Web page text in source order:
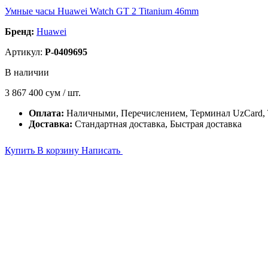
Умные часы Huawei Watch GT 2 Titanium 46mm
Бренд: Huawei
Артикул: P-0409695
В наличии
3 867 400 сум / шт.
Оплата: Наличными, Перечислением, Терминал
Доставка: Стандартная доставка, Быстрая доставка
Купить В корзину Написать